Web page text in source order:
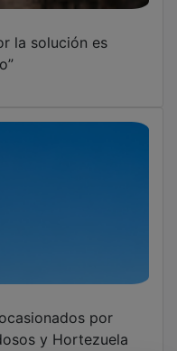
y Hortezuela